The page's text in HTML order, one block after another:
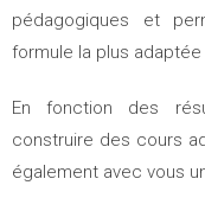
pédagogiques et
formule la plus
En fonction des
construire des cours
également avec vous